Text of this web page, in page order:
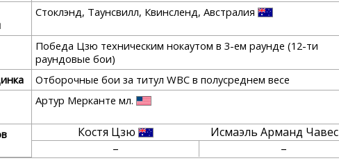
Стоклэнд, Таунсвилл, Квинсленд, Австралия
Победа Цзю техническим нокаутом в 3-ем раунде (12-ти
раундовые бои)
Отборочные бои за титул WBC в полусреднем весе
Артур Мерканте мл.
Костя Цзю
Исмаэль Арманд Чавес
–
–